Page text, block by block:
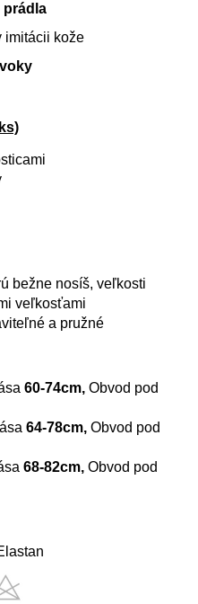
prádla
imitácii kože
bežne nosíš, veľkosti
veľkosťami
a pružné
60-74cm, Obvod pod
64-78cm, Obvod pod
68-82cm, Obvod pod